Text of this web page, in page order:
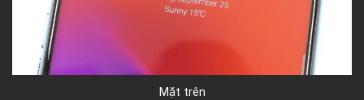
Mặt trên